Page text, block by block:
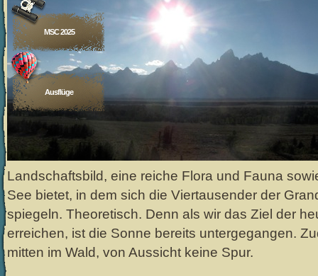
MSC 2025
Ausflüge
Landschaftsbild, eine reiche Flora und Fauna
See bietet, in dem sich die Viertausender der
spiegeln. Theoretisch. Denn als wir das Ziel der
erreichen, ist die Sonne bereits untergegangen.
mitten im Wald, von Aussicht keine Spur.